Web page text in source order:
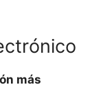
más